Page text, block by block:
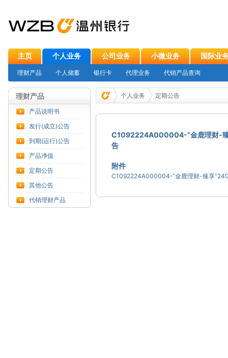
主页 个人业务 公司业务 小微业务 国际业
理财产品 个人储蓄 银行卡 代理业务 代销产品查询
理财产品
产品说明书
发行(成立)公告
到期(运行)公告
产品净值
定期公告
其他公告
代销理财产品
个人业务 定期公告
C1092224A000004-“金鹿理财-
告
附件